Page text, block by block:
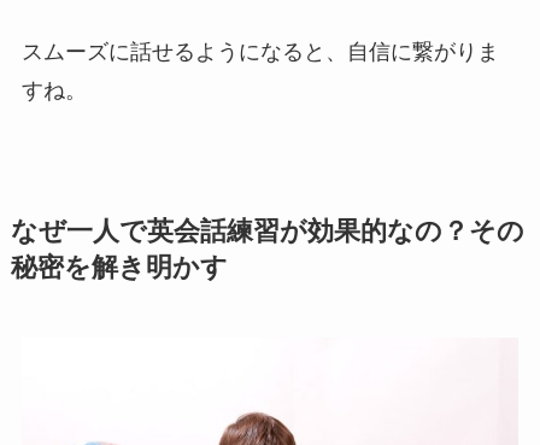
スムーズに話せるようになると、自信に繋がりま
すね。
なぜ一人で英会話練習が効果的なの？その
秘密を解き明かす